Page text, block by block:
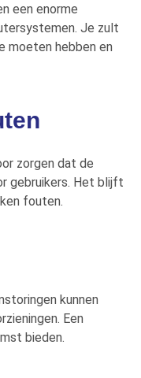
een enorme
Je zult
moeten hebben en
zorgen dat de
gebruikers. Het blijft
fouten.
en kunnen
Een
bieden.